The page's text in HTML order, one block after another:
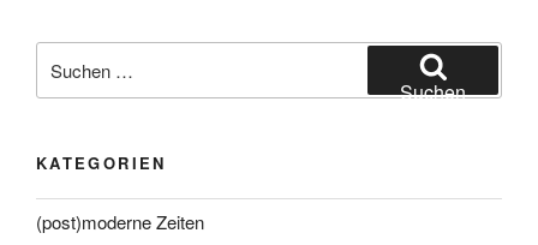
nach:
Suchen
KATEGORIEN
(post)moderne Zeiten